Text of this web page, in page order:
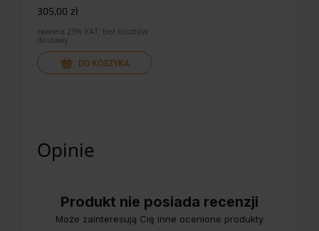
305,00 zł
zawiera 23% VAT, bez kosztów
dostawy
DO KOSZYKA
Opinie
Produkt nie posiada recenzji
Może zainteresują Cię inne ocenione produkty